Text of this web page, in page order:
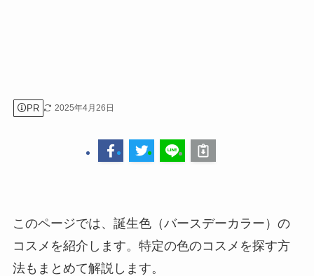
PR 2025年4月26日
このページでは、誕生色（バースデーカラー）の
コスメを紹介します。特定の色のコスメを探す方
法もまとめて解説します。